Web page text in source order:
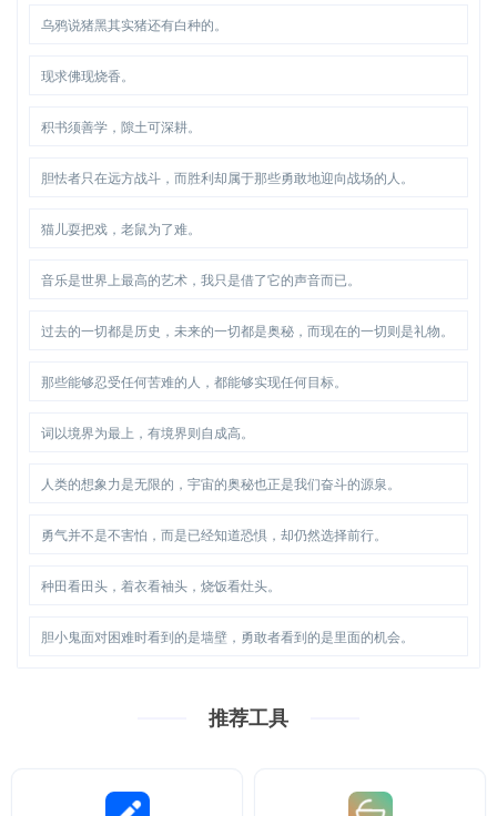
乌鸦说猪黑其实猪还有白种的。
现求佛现烧香。
积书须善学，隙土可深耕。
胆怯者只在远方战斗，而胜利却属于那些勇敢地迎向战场的人。
猫儿耍把戏，老鼠为了难。
音乐是世界上最高的艺术，我只是借了它的声音而已。
过去的一切都是历史，未来的一切都是奥秘，而现在的一切则是礼物。
那些能够忍受任何苦难的人，都能够实现任何目标。
词以境界为最上，有境界则自成高。
人类的想象力是无限的，宇宙的奥秘也正是我们奋斗的源泉。
勇气并不是不害怕，而是已经知道恐惧，却仍然选择前行。
种田看田头，着衣看袖头，烧饭看灶头。
胆小鬼面对困难时看到的是墙壁，勇敢者看到的是里面的机会。
推荐工具